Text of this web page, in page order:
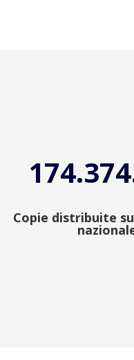
Copie distribuite